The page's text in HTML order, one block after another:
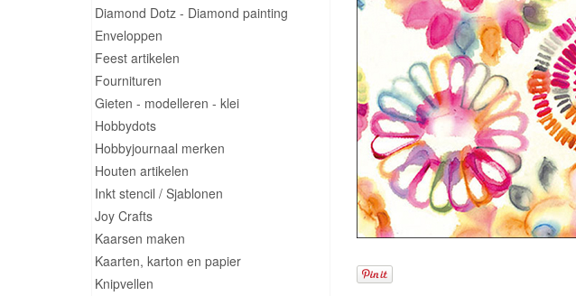
Diamond Dotz - Diamond painting
Enveloppen
Feest artikelen
Fournituren
Gieten - modelleren - klei
Hobbydots
Hobbyjournaal merken
Houten artikelen
Inkt stencil / Sjablonen
Joy Crafts
Kaarsen maken
Kaarten, karton en papier
Knipvellen